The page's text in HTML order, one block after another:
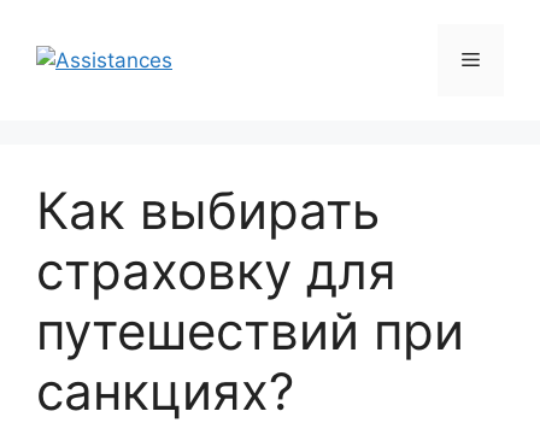
содержимому
Меню
Как выбирать
страховку для
путешествий при
санкциях?